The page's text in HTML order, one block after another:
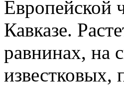
Европейской
Кавказе.
равнинах, на
известковых,